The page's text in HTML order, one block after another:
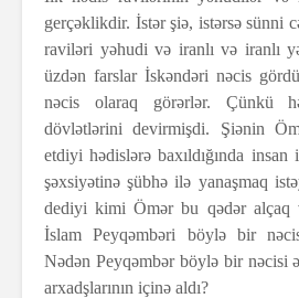
gerçəklikdir. İstər şiə, istərsə sünni
raviləri yəhudi və iranlı və iranlı
üzdən farslar İskəndəri nəcis
nəcis olaraq görərlər. Çünkü
dövlətlərini devirmişdi. Şiənin
etdiyi hədislərə baxıldığında
şəxsiyətinə şübhə ilə yanaşmaq
dediyi kimi Ömər bu qədər alçaq
İslam Peyqəmbəri böylə bir
Nədən Peyqəmbər böylə bir nəcisi
arxadşlarının içinə aldı?